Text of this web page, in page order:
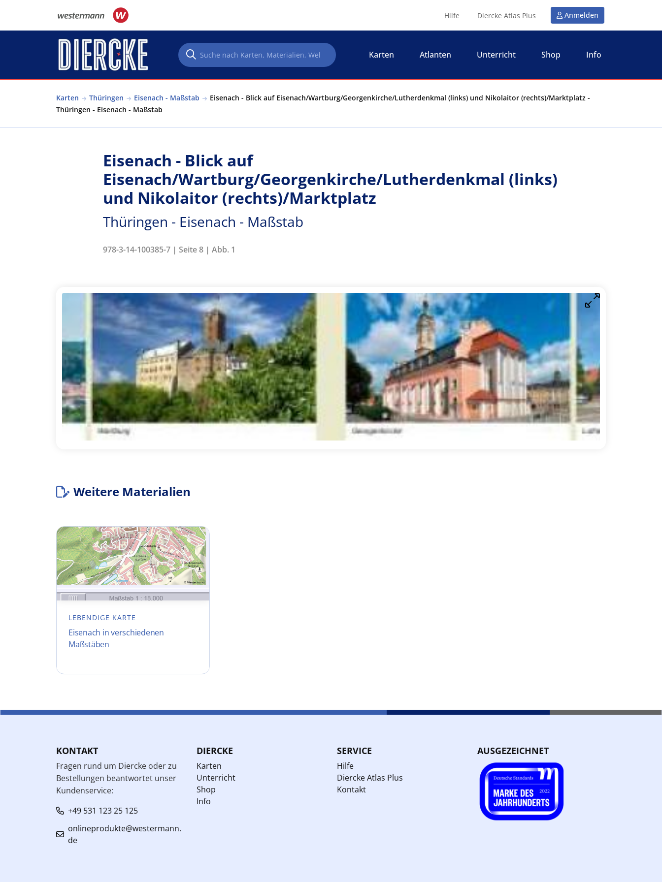
Hilfe Diercke Atlas Plus Anmelden
Karten Atlanten Unterricht Shop Info
Karten Thüringen Eisenach - Maßstab
Eisenach - Blick auf Eisenach/Wartburg/Georgenkirche/Lutherdenkmal (links) und Nikolaitor (rechts)/Marktplatz -
Thüringen - Eisenach - Maßstab
Eisenach - Blick auf
Eisenach/Wartburg/Georgenkirche/Lutherdenkmal (links)
und Nikolaitor (rechts)/Marktplatz
Thüringen - Eisenach - Maßstab
978-3-14-100385-7 | Seite 8 | Abb. 1
Weitere Materialien
LEBENDIGE KARTE
Eisenach in verschiedenen
Maßstäben
KONTAKT
Fragen rund um Diercke oder zu
Bestellungen beantwortet unser
Kundenservice:
+49 531 123 25 125
onlineprodukte@westermann.
de
DIERCKE
Karten
Unterricht
Shop
Info
SERVICE
Hilfe
Diercke Atlas Plus
Kontakt
AUSGEZEICHNET